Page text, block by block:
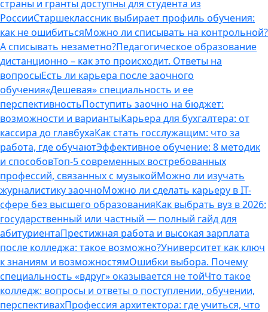
страны и гранты доступны для студента из
РоссииСтаршеклассник выбирает профиль обучения:
как не ошибитьсяМожно ли списывать на контрольной?
А списывать незаметно?Педагогическое образование
дистанционно – как это происходит. Ответы на
вопросыЕсть ли карьера после заочного
обучения«Дешевая» специальность и ее
перспективностьПоступить заочно на бюджет:
возможности и вариантыКарьера для бухгалтера: от
кассира до главбухаКак стать госслужащим: что за
работа, где обучаютЭффективное обучение: 8 методик
и способовТоп-5 современных востребованных
профессий, связанных с музыкойМожно ли изучать
журналистику заочноМожно ли сделать карьеру в IT-
сфере без высшего образованияКак выбрать вуз в 2026:
государственный или частный — полный гайд для
абитуриентаПрестижная работа и высокая зарплата
после колледжа: такое возможно?Университет как ключ
к знаниям и возможностямОшибки выбора. Почему
специальность «вдруг» оказывается не тойЧто такое
колледж: вопросы и ответы о поступлении, обучении,
перспективахПрофессия архитектора: где учиться, что